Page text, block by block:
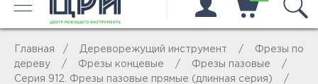
Главная Дереворежущий инструмент
Фрезы по
дереву
Фрезы концевые
Фрезы пазовые
Серия 912. Фрезы пазовые прямые (длинная серия)